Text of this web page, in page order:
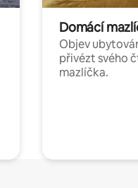
Domácí
Objev
přivézt svého
mazlíčka.